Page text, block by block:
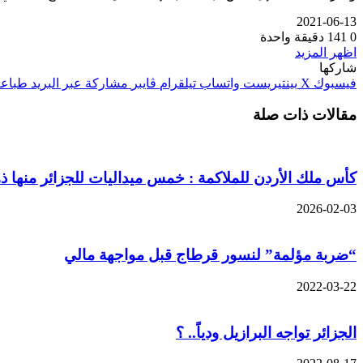
2021-06-13
0
دقيقة واحدة
اظهر المزيد
شاركها
فيسبوك ‫X بينتيريست واتساب تيلقرام ڤايبر مشاركة عبر البريد
مقالات ذات صلة
كأس ملك الأردن للملاكمة : خمس ميداليات للجزائر منها
2026-02-03
“ضربة مؤلمة” لنسور قرطاج قبل مواجهة مالي
2022-03-22
الجزائر تواجه البرازيل ودياً.. ؟